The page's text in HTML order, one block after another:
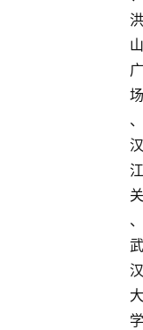
洪
山
广
场
、
汉
江
关
、
武
汉
大
学